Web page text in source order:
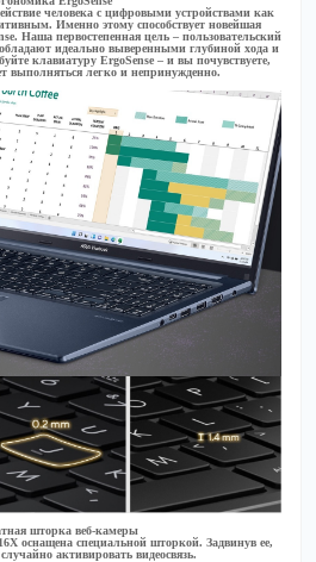
человека с цифровыми устройствами как
Именно этому способствует новейшая
Наша первостепенная цель – пользовательский
идеально выверенными глубиной хода и
клавиатуру ErgoSense – и вы почувствуете,
выполняться легко и непринужденно.
шторка веб-камеры
оснащена специальной шторкой. Задвинув ее,
активировать видеосвязь.